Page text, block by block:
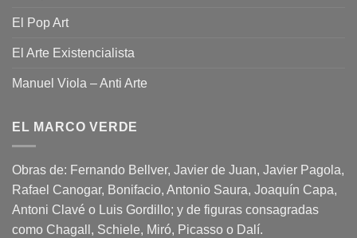
El Pop Art
El Arte Existencialista
Manuel Viola – Anti Arte
EL MARCO VERDE
Obras de: Fernando Bellver, Javier de Juan, Javier Pagola,
Rafael Canogar, Bonifacio, Antonio Saura, Joaquín Capa,
Antoni Clavé o Luis Gordillo; y de figuras consagradas
como Chagall, Schiele, Miró, Picasso o Dalí.